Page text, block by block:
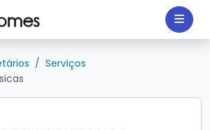
Serviços